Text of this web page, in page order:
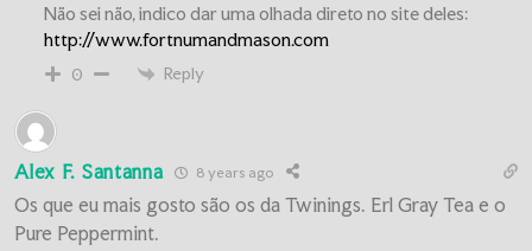
Não sei não, indico dar uma olhada direto no site deles:
http://www.fortnumandmason.com
0 Reply
Alex F. Santanna 8 years ago
Os que eu mais gosto são os da Twinings. Erl Gray Tea e o
Pure Peppermint.